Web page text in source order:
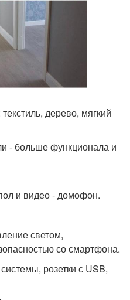
дерево, мягкий
- больше функционала и
и видео - домофон.
светом,
со смартфона.
розетки с USB,